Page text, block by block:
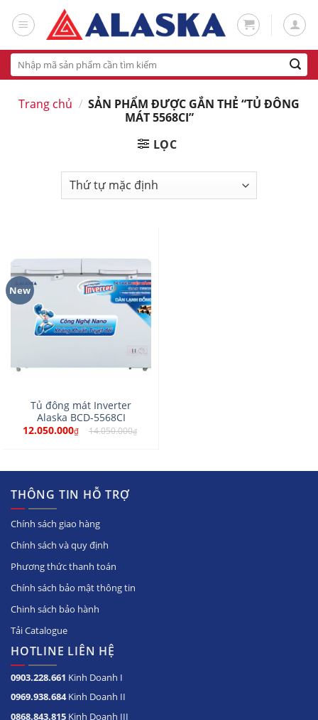
Tìm
kiếm:
Trang chủ / SẢN PHẨM ĐƯỢC GẮN THẺ “TỦ ĐÔNG
MÁT 5568CI”
LỌC
New
Tủ đông mát Inverter
Alaska BCD-5568CI
12.050.000₫ 14.050.000₫
THÔNG TIN HỖ TRỢ
Chính sách giao hàng
Chính sách và quy định
Phương thức thanh toán
Chính sách bảo mật thông tin
Chinh sách bảo hành
Tải Catalogue
HOTLINE LIÊN HỆ
0903.228.661 Kinh Doanh I
0969.938.684Kinh Doanh II
0868.843.815 Kinh Doanh III